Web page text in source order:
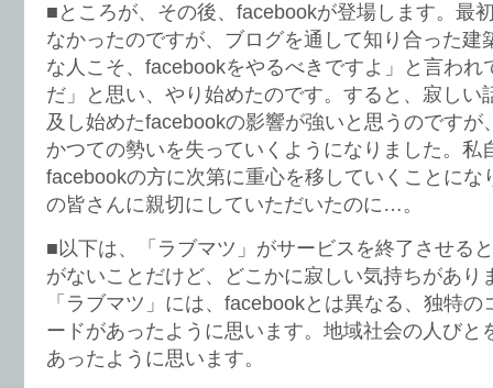
■ところが、その後、facebookが登場します。最
なかったのですが、ブログを通して知り合った建
な人こそ、facebookをやるべきですよ」と言われ
だ」と思い、やり始めたのです。すると、寂しい
及し始めたfacebookの影響が強いと思うのですが
かつての勢いを失っていくようになりました。私
facebookの方に次第に重心を移していくことにな
の皆さんに親切にしていただいたのに…。
■以下は、「ラブマツ」がサービスを終了させる
がないことだけど、どこかに寂しい気持ちがあり
「ラブマツ」には、facebookとは異なる、独特
ードがあったように思います。地域社会の人びと
あったように思います。